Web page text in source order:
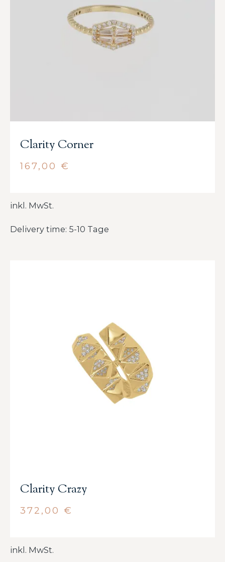
Clarity Corner
167,00 €
inkl. MwSt.
Delivery time: 5-10 Tage
Clarity Crazy
372,00 €
inkl. MwSt.